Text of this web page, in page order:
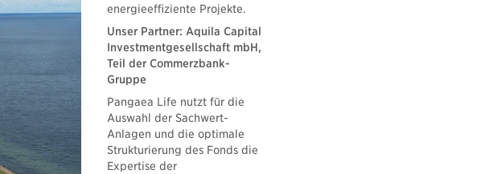
energieeffiziente Projekte.
Unser Partner: Aquila Capital
Investmentgesellschaft mbH,
Teil der Commerzbank-
Gruppe
Pangaea Life nutzt für die
Auswahl der Sachwert-
Anlagen und die optimale
Strukturierung des Fonds die
Expertise der